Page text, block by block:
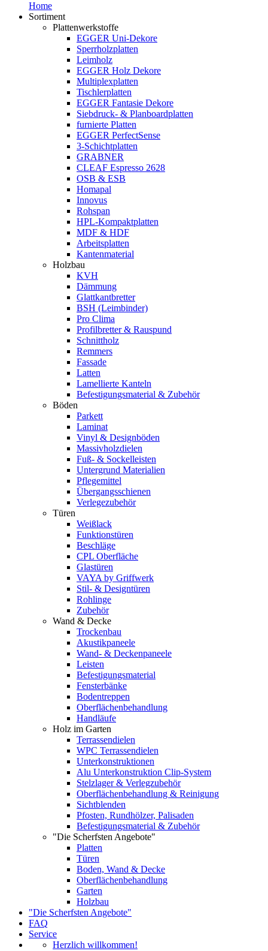
Home
Sortiment
Plattenwerkstoffe
EGGER Uni-Dekore
Sperrholzplatten
Leimholz
EGGER Holz Dekore
Multiplexplatten
Tischlerplatten
EGGER Fantasie Dekore
Siebdruck- & Planboardplatten
furnierte Platten
EGGER PerfectSense
3-Schichtplatten
GRABNER
CLEAF Espresso 2628
OSB & ESB
Homapal
Innovus
Rohspan
HPL-Kompaktplatten
MDF & HDF
Arbeitsplatten
Kantenmaterial
Holzbau
KVH
Dämmung
Glattkantbretter
BSH (Leimbinder)
Pro Clima
Profilbretter & Rauspund
Schnittholz
Remmers
Fassade
Latten
Lamellierte Kanteln
Befestigungsmaterial & Zubehör
Böden
Parkett
Laminat
Vinyl & Designböden
Massivholzdielen
Fuß- & Sockelleisten
Untergrund Materialien
Pflegemittel
Übergangsschienen
Verlegezubehör
Türen
Weißlack
Funktionstüren
Beschläge
CPL Oberfläche
Glastüren
VAYA by Griffwerk
Stil- & Designtüren
Rohlinge
Zubehör
Wand & Decke
Trockenbau
Akustikpaneele
Wand- & Deckenpaneele
Leisten
Befestigungsmaterial
Fensterbänke
Bodentreppen
Oberflächenbehandlung
Handläufe
Holz im Garten
Terrassendielen
WPC Terrassendielen
Unterkonstruktionen
Alu Unterkonstruktion Clip-System
Stelzlager & Verlegzubehör
Oberflächenbehandlung & Reinigung
Sichtblenden
Pfosten, Rundhölzer, Palisaden
Befestigungsmaterial & Zubehör
"Die Scherfsten Angebote"
Platten
Türen
Boden, Wand & Decke
Oberflächenbehandlung
Garten
Holzbau
"Die Scherfsten Angebote"
FAQ
Service
Herzlich willkommen!